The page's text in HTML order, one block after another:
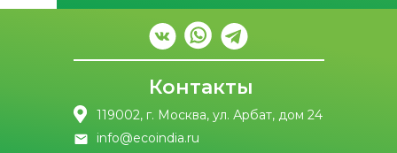
Контакты
119002, г. Москва, ул. Арбат, дом 24
info@ecoindia.ru